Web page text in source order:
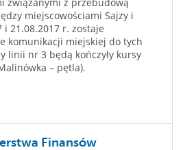
miejscowościami Sajzy i
i 21.08.2017 r. zostaje
komunikacji miejskiej do tych
linii nr 3 będą kończyły kursy
– pętla).
Finansów